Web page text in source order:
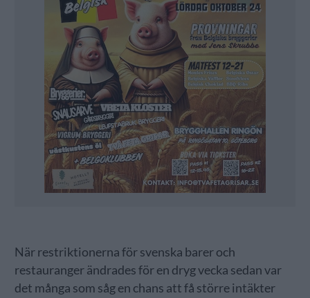
När restriktionerna för svenska barer och
restauranger ändrades för en dryg vecka sedan var
det många som såg en chans att få större intäkter